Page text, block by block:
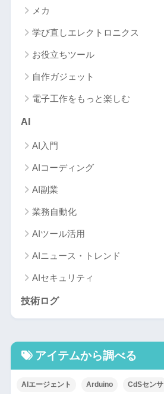
メカ
学び直しエレクトロニクス
お役立ちツール
自作ガジェット
電子工作をもっと楽しむ
AI
AI入門
AIコーディング
AI副業
業務自動化
AIツール活用
AIニュース・トレンド
AIセキュリティ
技術ログ
アイテムから調べる
AIエージェント Arduino CdSセンサ